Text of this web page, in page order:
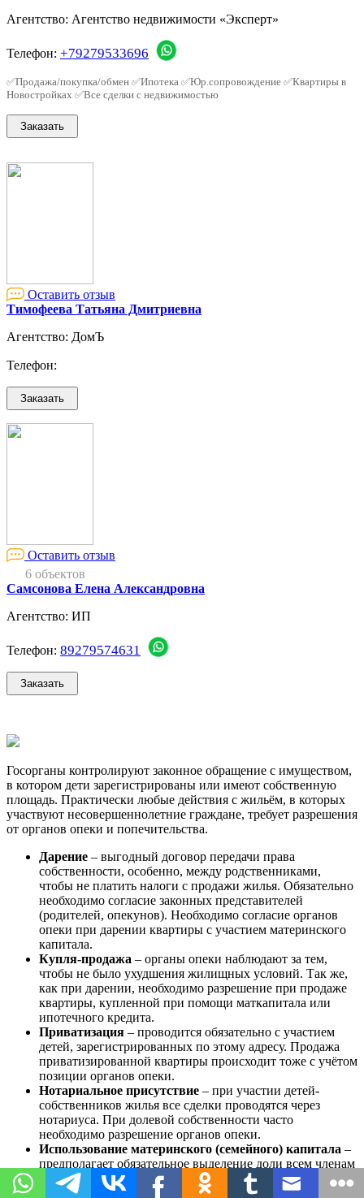
Агентство: Агентство недвижимости «Эксперт»
Телефон: +79279533696
✅Продажа/покупка/обмен ✅Ипотека ✅Юр.сопровождение ✅Квартиры в
Новостройках ✅Все сделки с недвижимостью
Оставить отзыв
Тимофеева Татьяна Дмитриевна
Агентство: ДомЪ
Телефон:
Оставить отзыв
6 объектов
Самсонова Елена Александровна
Агентство: ИП
Телефон: 89279574631
Госорганы контролируют законное обращение с имуществом,
в котором дети зарегистрированы или имеют собственную
площадь. Практически любые действия с жильём, в которых
участвуют несовершеннолетние граждане, требует разрешения
от органов опеки и попечительства.
Дарение – выгодный договор передачи права
собственности, особенно, между родственниками,
чтобы не платить налоги с продажи жилья. Обязательно
необходимо согласие законных представителей
(родителей, опекунов). Необходимо согласие органов
опеки при дарении квартиры с участием материнского
капитала.
Купля-продажа – органы опеки наблюдают за тем,
чтобы не было ухудшения жилищных условий. Так же,
как при дарении, необходимо разрешение при продаже
квартиры, купленной при помощи маткапитала или
ипотечного кредита.
Приватизация – проводится обязательно с участием
детей, зарегистрированных по этому адресу. Продажа
приватизированной квартиры происходит тоже с учётом
позиции органов опеки.
Нотариальное присутствие – при участии детей-
собственников жилья все сделки проводятся через
нотариуса. При долевой собственности часто
необходимо разрешение органов опеки.
Использование материнского (семейного) капитала –
предполагает обязательное выделение доли всем членам
семьи. В сомнительных случаях органы опеки
проверяют состояние жилья и возможность проживания